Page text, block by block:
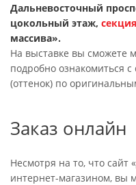
Дальневосточный
цокольный этаж, секция
массива».
На выставке вы сможете
подробно ознакомиться
(оттенок) по
Заказ онлайн
Несмотря на то, что сайт
интернет-магазином, вы